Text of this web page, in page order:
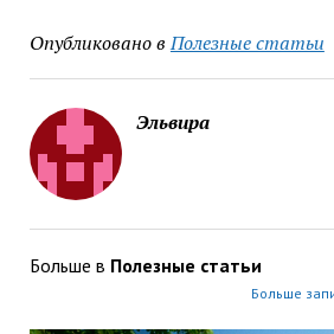
Опубликовано в Полезные статьи
Эльвира
Больше в Полезные статьи
Больше